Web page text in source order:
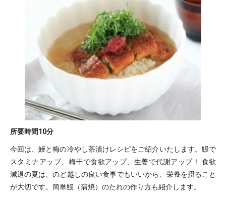
所要時間10分
今回は、鰻と梅の冷やし茶漬けレシピをご紹介いたします。鰻で
スタミナアップ、梅干で食欲アップ、生姜で代謝アップ！ 食欲
減退の夏は、のど越しの良い食事でもいいから、栄養を摂ること
が大切です。簡単鰻（蒲焼）のたれの作り方も紹介します。